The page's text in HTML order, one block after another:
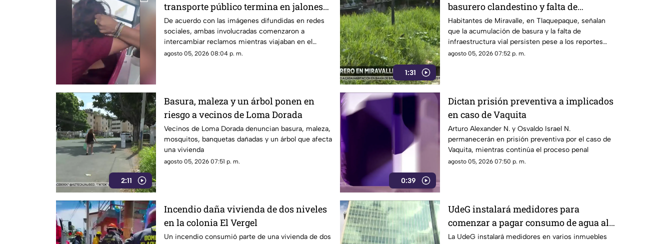
transporte público termina en jalones
de cabello
De acuerdo con las imágenes difundidas en redes
sociales, ambas involucradas comenzaron a
intercambiar reclamos mientras viajaban en el
transporte público.
agosto 05, 2026 08:04 p. m.
1:31
basurero clandestino y falta de
seguridad vial en la colonia
Habitantes de Miravalle, en Tlaquepaque, señalan
que la acumulación de basura y la falta de
infraestructura vial persisten pese a los reportes
realizados
agosto 05, 2026 07:52 p. m.
2:11
Basura, maleza y un árbol ponen en
riesgo a vecinos de Loma Dorada
Vecinos de Loma Dorada denuncian basura, maleza,
mosquitos, banquetas dañadas y un árbol que afecta
una vivienda
agosto 05, 2026 07:51 p. m.
0:39
Dictan prisión preventiva a implicados
en caso de Vaquita
Arturo Alexander N. y Osvaldo Israel N.
permanecerán en prisión preventiva por el caso de
Vaquita, mientras continúa el proceso penal
agosto 05, 2026 07:50 p. m.
Incendio daña vivienda de dos niveles
en la colonia El Vergel
Un incendio consumió parte de una vivienda de dos
UdeG instalará medidores para
comenzar a pagar consumo de agua al
SIAPA
La UdeG instalará medidores en varios inmuebles